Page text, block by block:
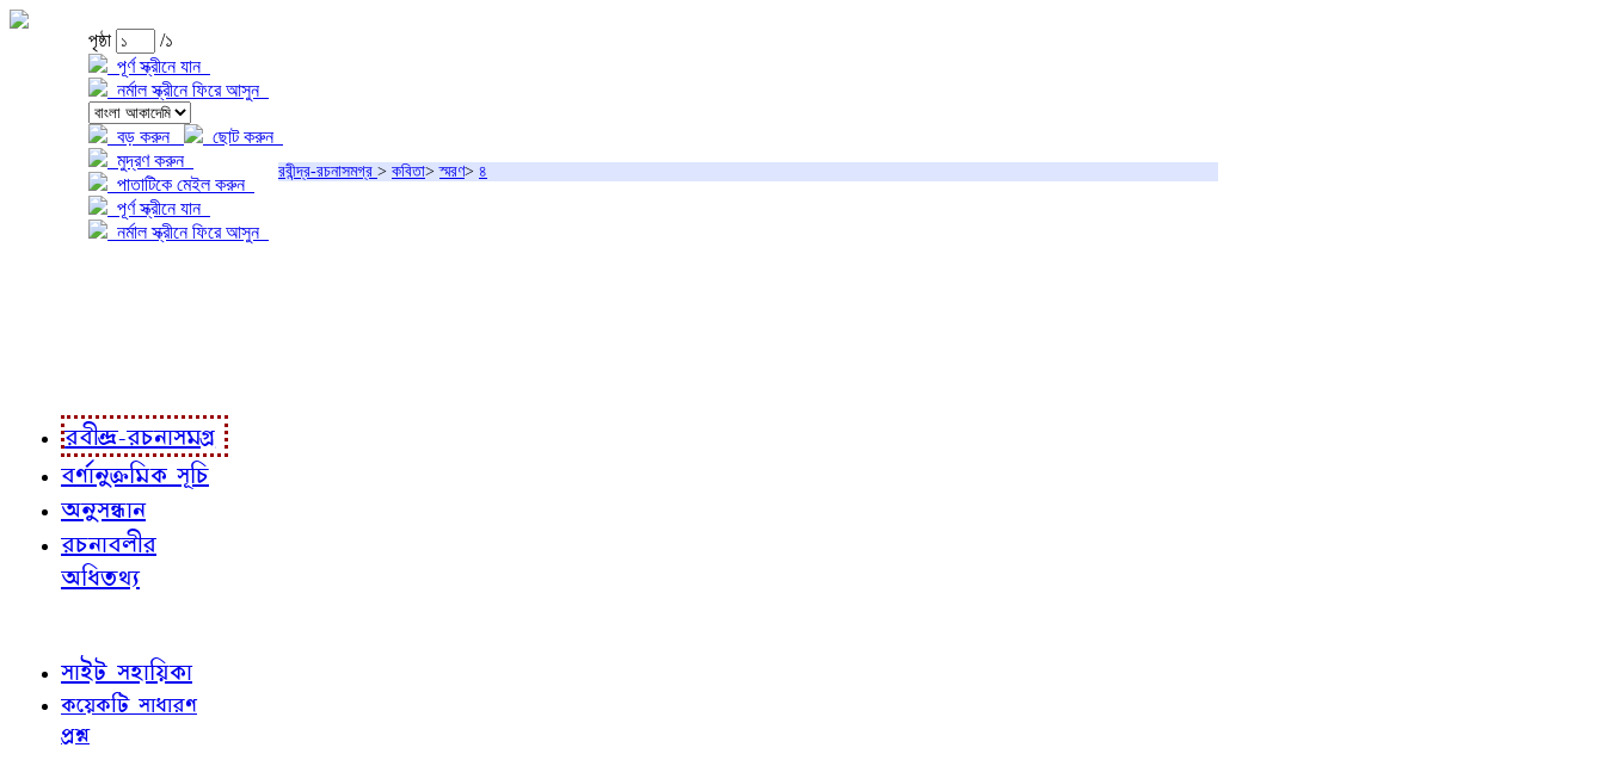
পৃষ্ঠা
/১
পূর্ণ স্ক্রীনে যান
নর্মাল স্ক্রীনে ফিরে আসুন
বড় করুন
ছোট করুন
মুদ্রণ করুন
পাতাটিকে মেইল করুন
পূর্ণ স্ক্রীনে যান
নর্মাল স্ক্রীনে ফিরে আসুন
রবীন্দ্র-রচনাসমগ্র > কবিতা>স্মরণ> ৪
রবীন্দ্র-রচনাসমগ্র
বর্ণানুক্রমিক সূচি
অনুসন্ধান
রচনাবলীর
অধিতথ্য
সাইট সহায়িকা
কয়েকটি সাধারণ
প্রশ্ন